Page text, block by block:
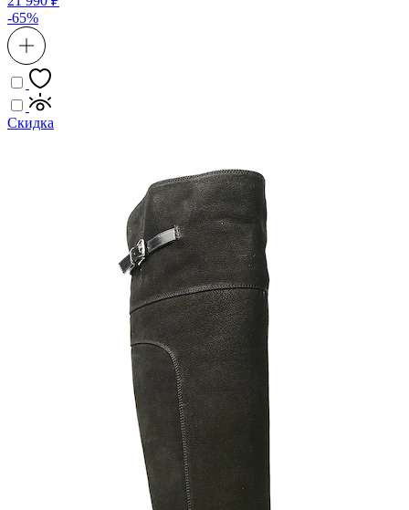
-65%
Скидка